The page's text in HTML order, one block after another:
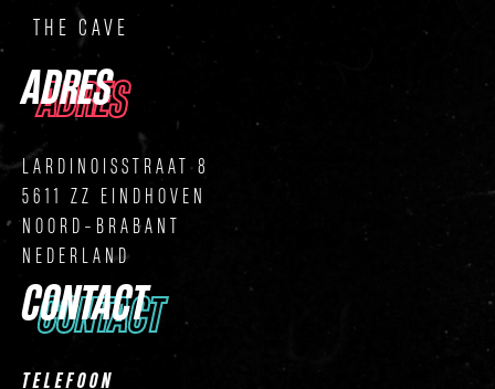
THE CAVE
ADRES
ADRES
LARDINOISSTRAAT 8
5611 ZZ EINDHOVEN
NOORD-BRABANT
NEDERLAND
CONTACT
CONTACT
TELEFOON